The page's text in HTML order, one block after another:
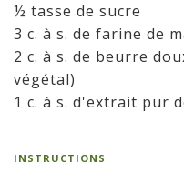
½ tasse de sucre
3 c. à s. de farine de
2 c. à s. de beurre
végétal)
1 c. à s. d'extrait pur
INSTRUCTIONS